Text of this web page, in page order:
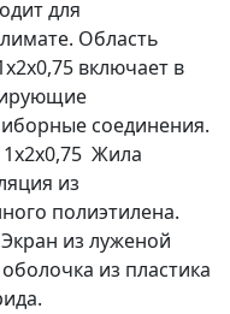
для
Область
включает в
соединения.
Жила
из
полиэтилена.
из луженой
из пластика